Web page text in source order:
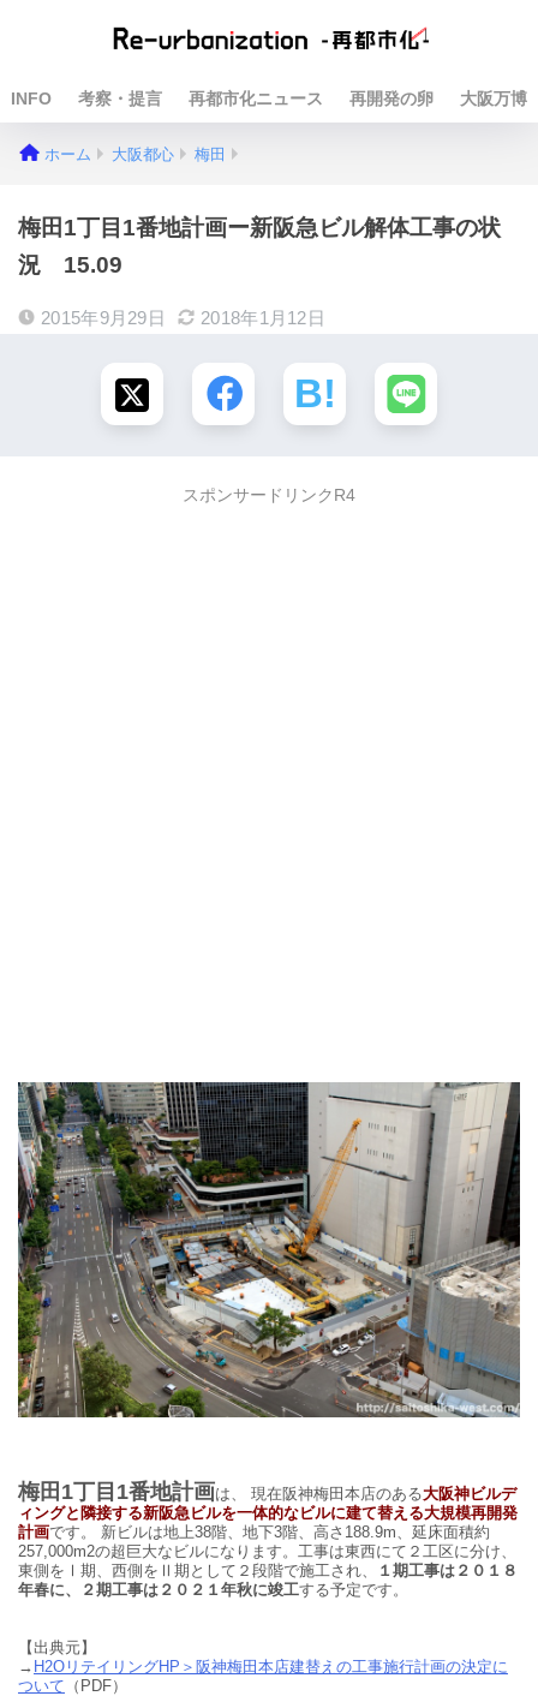
INFO 考察・提言 再都市化ニュース 再開発の卵 大阪万博
ホーム 大阪都心 梅田
梅田1丁目1番地計画ー新阪急ビル解体工事の状
況 15.09
2015年9月29日 2018年1月12日
スポンサードリンクR4
梅田1丁目1番地計画は、 現在阪神梅田本店のある大阪神ビルデ
ィングと隣接する新阪急ビルを一体的なビルに建て替える大規模再開発
計画です。 新ビルは地上38階、地下3階、高さ188.9m、延床面積約
257,000m2の超巨大なビルになります。工事は東西にて２工区に分け、
東側をⅠ期、西側をⅡ期として２段階で施工され、
１期工事は２０１８
年春に、２期工事は２０２１年秋に竣工する予定です。
【出典元】
→ H2OリテイリングHP＞阪神梅田本店建替えの工事施行計画の決定に
ついて （PDF）